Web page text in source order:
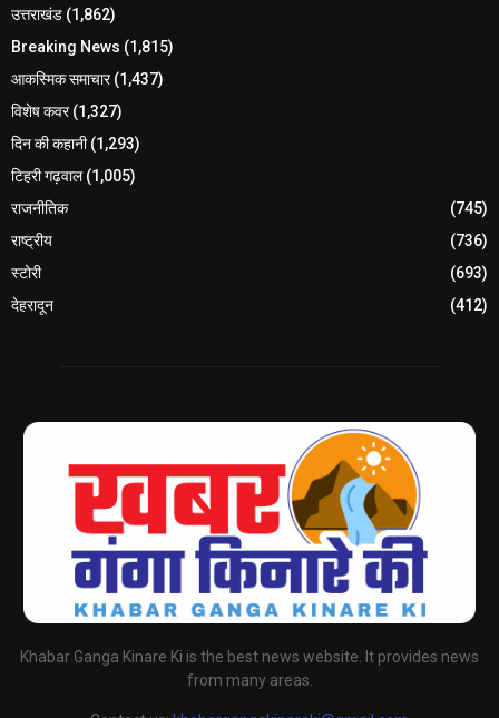
उत्तराखंड (1,862)
Breaking News (1,815)
आकस्मिक समाचार(1,437)
विशेष कवर(1,327)
दिन की कहानी(1,293)
टिहरी गढ़वाल(1,005)
राजनीतिक
(745)
राष्ट्रीय
(736)
स्टोरी
(693)
देहरादून
(412)
Khabar Ganga Kinare Ki is the best news website. It provides news
from many areas.